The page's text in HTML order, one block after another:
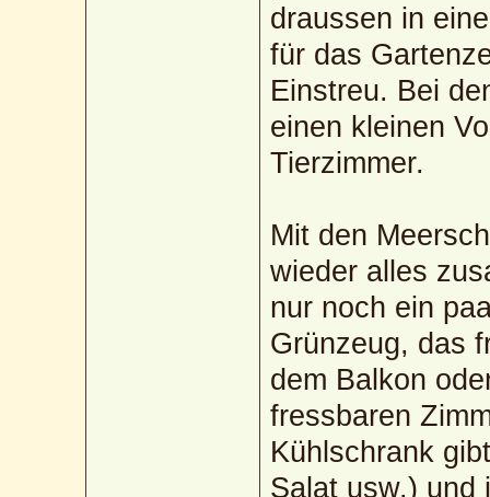
draussen in
für das
Einstreu. Bei
einen kleinen
Tierzimmer.
Mit den
wieder alles
nur noch ein
Grünzeug, das
dem Balkon
fressbaren
Kühlschrank
Salat usw.) und